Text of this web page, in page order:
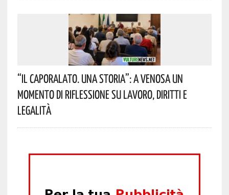
“Il Caporalato. Una Storia”: A Venosa Un
Momento Di Riflessione Su Lavoro, Diritti E
Legalità